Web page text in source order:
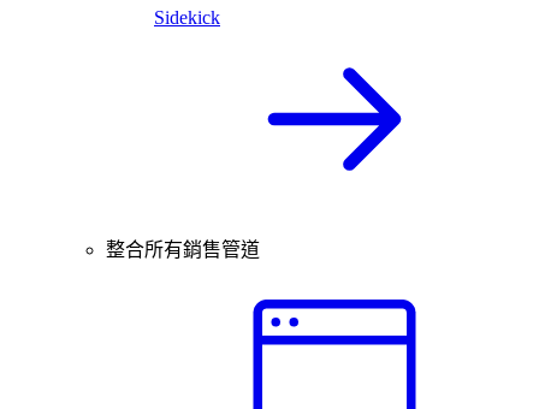
Sidekick
整合所有銷售管道